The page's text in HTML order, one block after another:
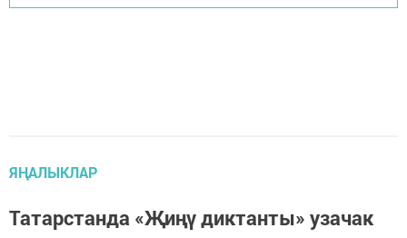
ЯҢАЛЫКЛАР
Татарстанда «Җиңү диктанты» узачак